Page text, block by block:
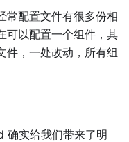
常配置文件有很多份相
可以配置一个组件，其
件，一处改动，所有组
确实给我们带来了明